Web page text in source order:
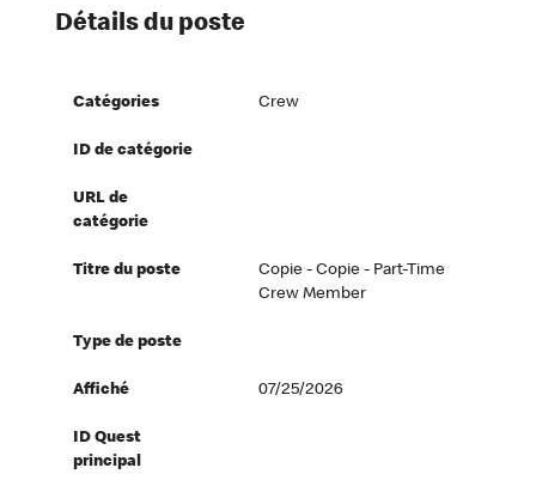
Détails du poste
Catégories Crew
ID de catégorie
URL de
catégorie
Titre du poste
Copie - Copie - Part-Time
Crew Member
Type de poste
Affiché 07/25/2026
ID Quest
principal